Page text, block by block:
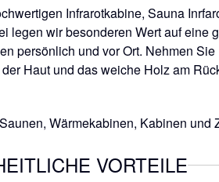
Infrarotkabine, Sauna
wir besonderen Wert auf
persönlich und vor Ort. Nehmen
Haut und das weiche Holz am
Wärmekabinen, Kabinen und
VORTEILE